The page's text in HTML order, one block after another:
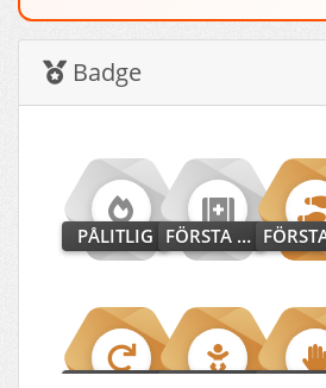
Badge
PÅLITLIG FÖRSTA HJÄLPAREN